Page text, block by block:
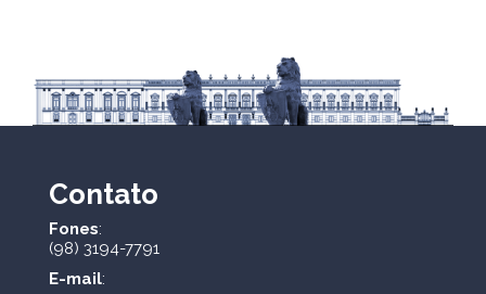
Contato
Fones:
(98) 3194-7791
E-mail: